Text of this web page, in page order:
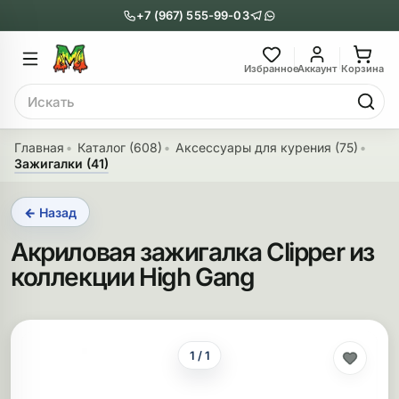
+7 (967) 555-99-03
ИзбранноеАккаунт Корзина
Поиск
Главное меню
Бонги
бонги
с перколятором
бонги
Главное
Трубки
Металлические
Выпариватели
Главная Каталог (608)
Аксессуары для курения (75)
Зажигалки (41)
← Назад
Акриловая зажигалка Clipper из
коллекции High Gang
1 / 1